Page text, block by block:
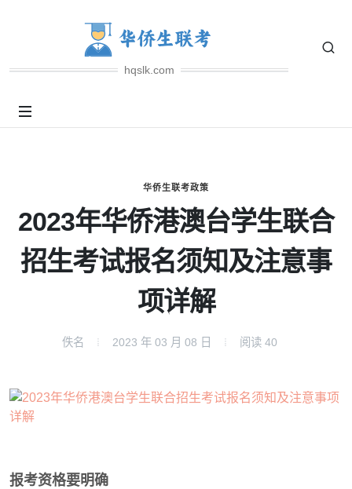
hqslk.com
华侨生联考政策
2023年华侨港澳台学生联合
招生考试报名须知及注意事
项详解
佚名 2023 年 03 月 08 日 阅读 40
报考资格要明确